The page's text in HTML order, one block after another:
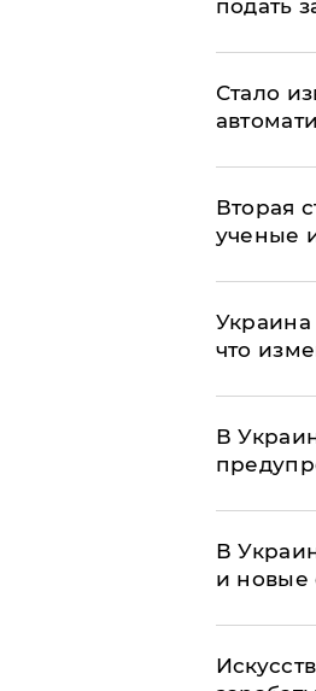
подать
Стало
Вторая
ученые
что
В
В
и новые